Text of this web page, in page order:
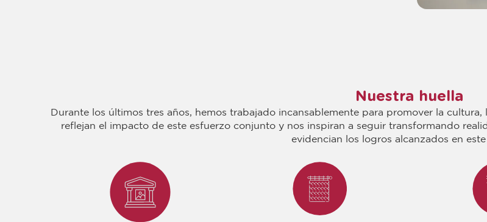
Nuestra huella
Durante los últimos tres años, hemos trabajado incansablemente para promover la
reflejan el impacto de este esfuerzo conjunto y nos inspiran a seguir transformando
evidencian los logros alcanzados en